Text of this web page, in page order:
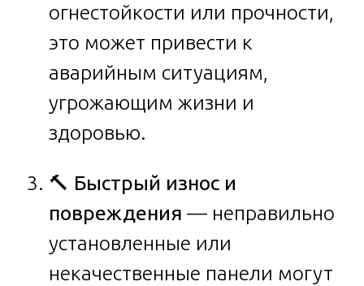
огнестойкости или прочности,
это может привести к
аварийным ситуациям,
угрожающим жизни и
здоровью.
🔨 Быстрый износ и
повреждения — неправильно
установленные или
некачественные панели могут